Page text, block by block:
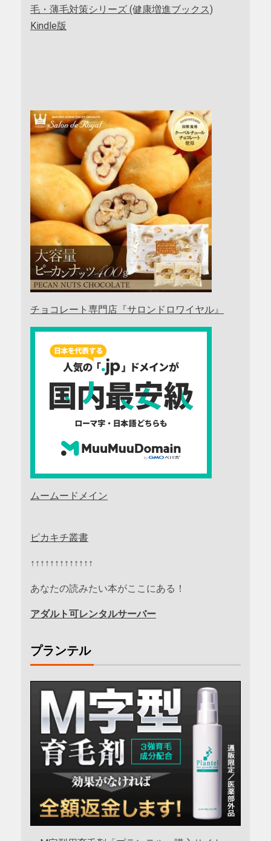
毛・薄毛対策シリーズ (健康増進ブックス)
Kindle版
チョコレート専門店『サロンドロワイヤル』
ムームードメイン
ピカキチ叢書
↑↑↑↑↑↑↑↑↑↑↑↑↑
あなたの読みたい本がここにある！
アダルト可レンタルサーバー
プランテル